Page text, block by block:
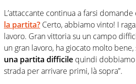
L’attaccante continua a farsi domande
la partita? Certo, abbiamo vinto! I
lavoro. Gran vittoria su un campo
un gran lavoro, ha giocato molto
una partita difficile quindi
strada per arrivare primi, là sopra”.